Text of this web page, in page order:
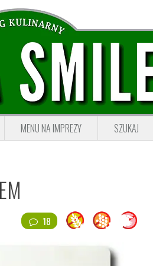
MENU NA IMPREZY SZUKAJ
18